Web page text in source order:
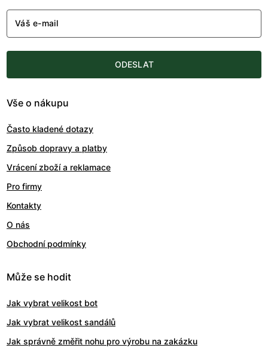
Váš e-mail
ODESLAT
Vše o nákupu
Často kladené dotazy
Způsob dopravy a platby
Vrácení zboží a reklamace
Pro firmy
Kontakty
O nás
Obchodní podmínky
Může se hodit
Jak vybrat velikost bot
Jak vybrat velikost sandálů
Jak správně změřit nohu pro výrobu na zakázku